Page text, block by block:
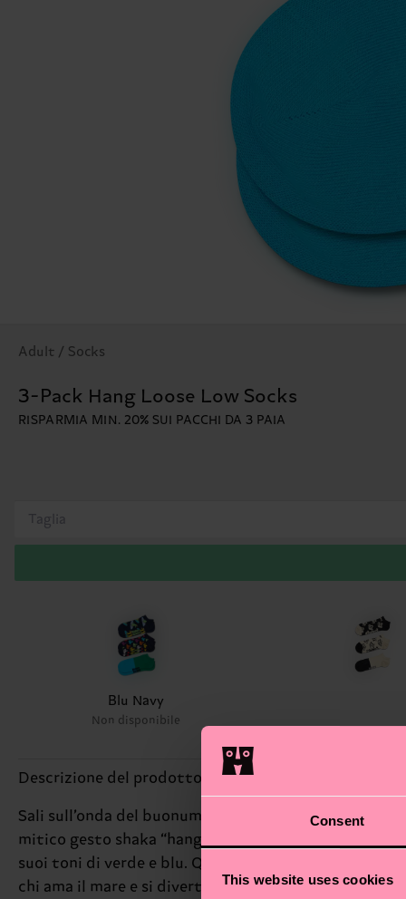
Consent
This website uses cookies
Adult / Socks
3-Pack Hang Loose Low Socks
RISPARMIA MIN. 20% SUI PACCHI DA 3 PAIA
Taglia
Blu Navy
Non disponibile
Descrizione del prodotto
Sali sull’onda del buonumore con il 3-Pack Hang
mitico gesto shaka “hang loose” per chi vive con
suoi toni di verde e blu. Qui si celebra la vera
chi ama il mare e si diverte sempre.